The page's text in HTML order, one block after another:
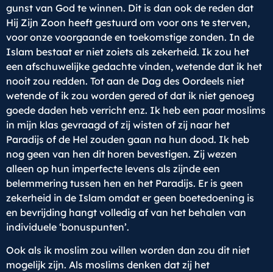
gunst van God te winnen. Dit is dan ook de reden dat
Hij Zijn Zoon heeft gestuurd om voor ons te sterven,
voor onze voorgaande en toekomstige zonden. In de
Islam bestaat er niet zoiets als zekerheid. Ik zou het
een afschuwelijke gedachte vinden, wetende dat ik het
nooit zou redden. Tot aan de Dag des Oordeels niet
wetende of ik zou worden gered of dat ik niet genoeg
goede daden heb verricht enz. Ik heb een paar moslims
in mijn klas gevraagd of zij wisten of zij naar het
Paradijs of de Hel zouden gaan na hun dood. Ik heb
nog geen van hen dit horen bevestigen. Zij wezen
alleen op hun imperfecte levens als zijnde een
belemmering tussen hen en het Paradijs. Er is geen
zekerheid in de Islam omdat er geen boetedoening is
en bevrijding hangt volledig af van het behalen van
individuele ‘bonuspunten’.
Ook als ik moslim zou willen worden dan zou dit niet
mogelijk zijn. Als moslims denken dat zij het